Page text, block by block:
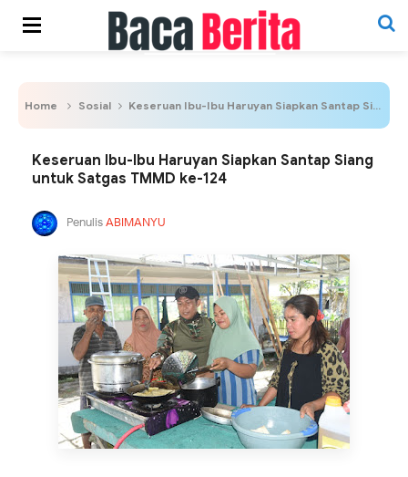
Home Sosial Keseruan Ibu-Ibu Haruyan Siapkan Santap Siang untuk Satgas TMMD ke-124
Keseruan Ibu-Ibu Haruyan Siapkan Santap Siang
untuk Satgas TMMD ke-124
PenulisABIMANYU